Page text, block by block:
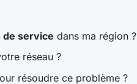
service dans ma région ?
réseau ?
résoudre ce problème ?